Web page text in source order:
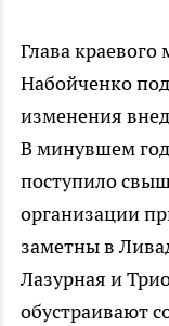
Глава краевого
Набойченко
изменения
В минувшем
поступило
организации
заметны в
Лазурная и
обустраивают